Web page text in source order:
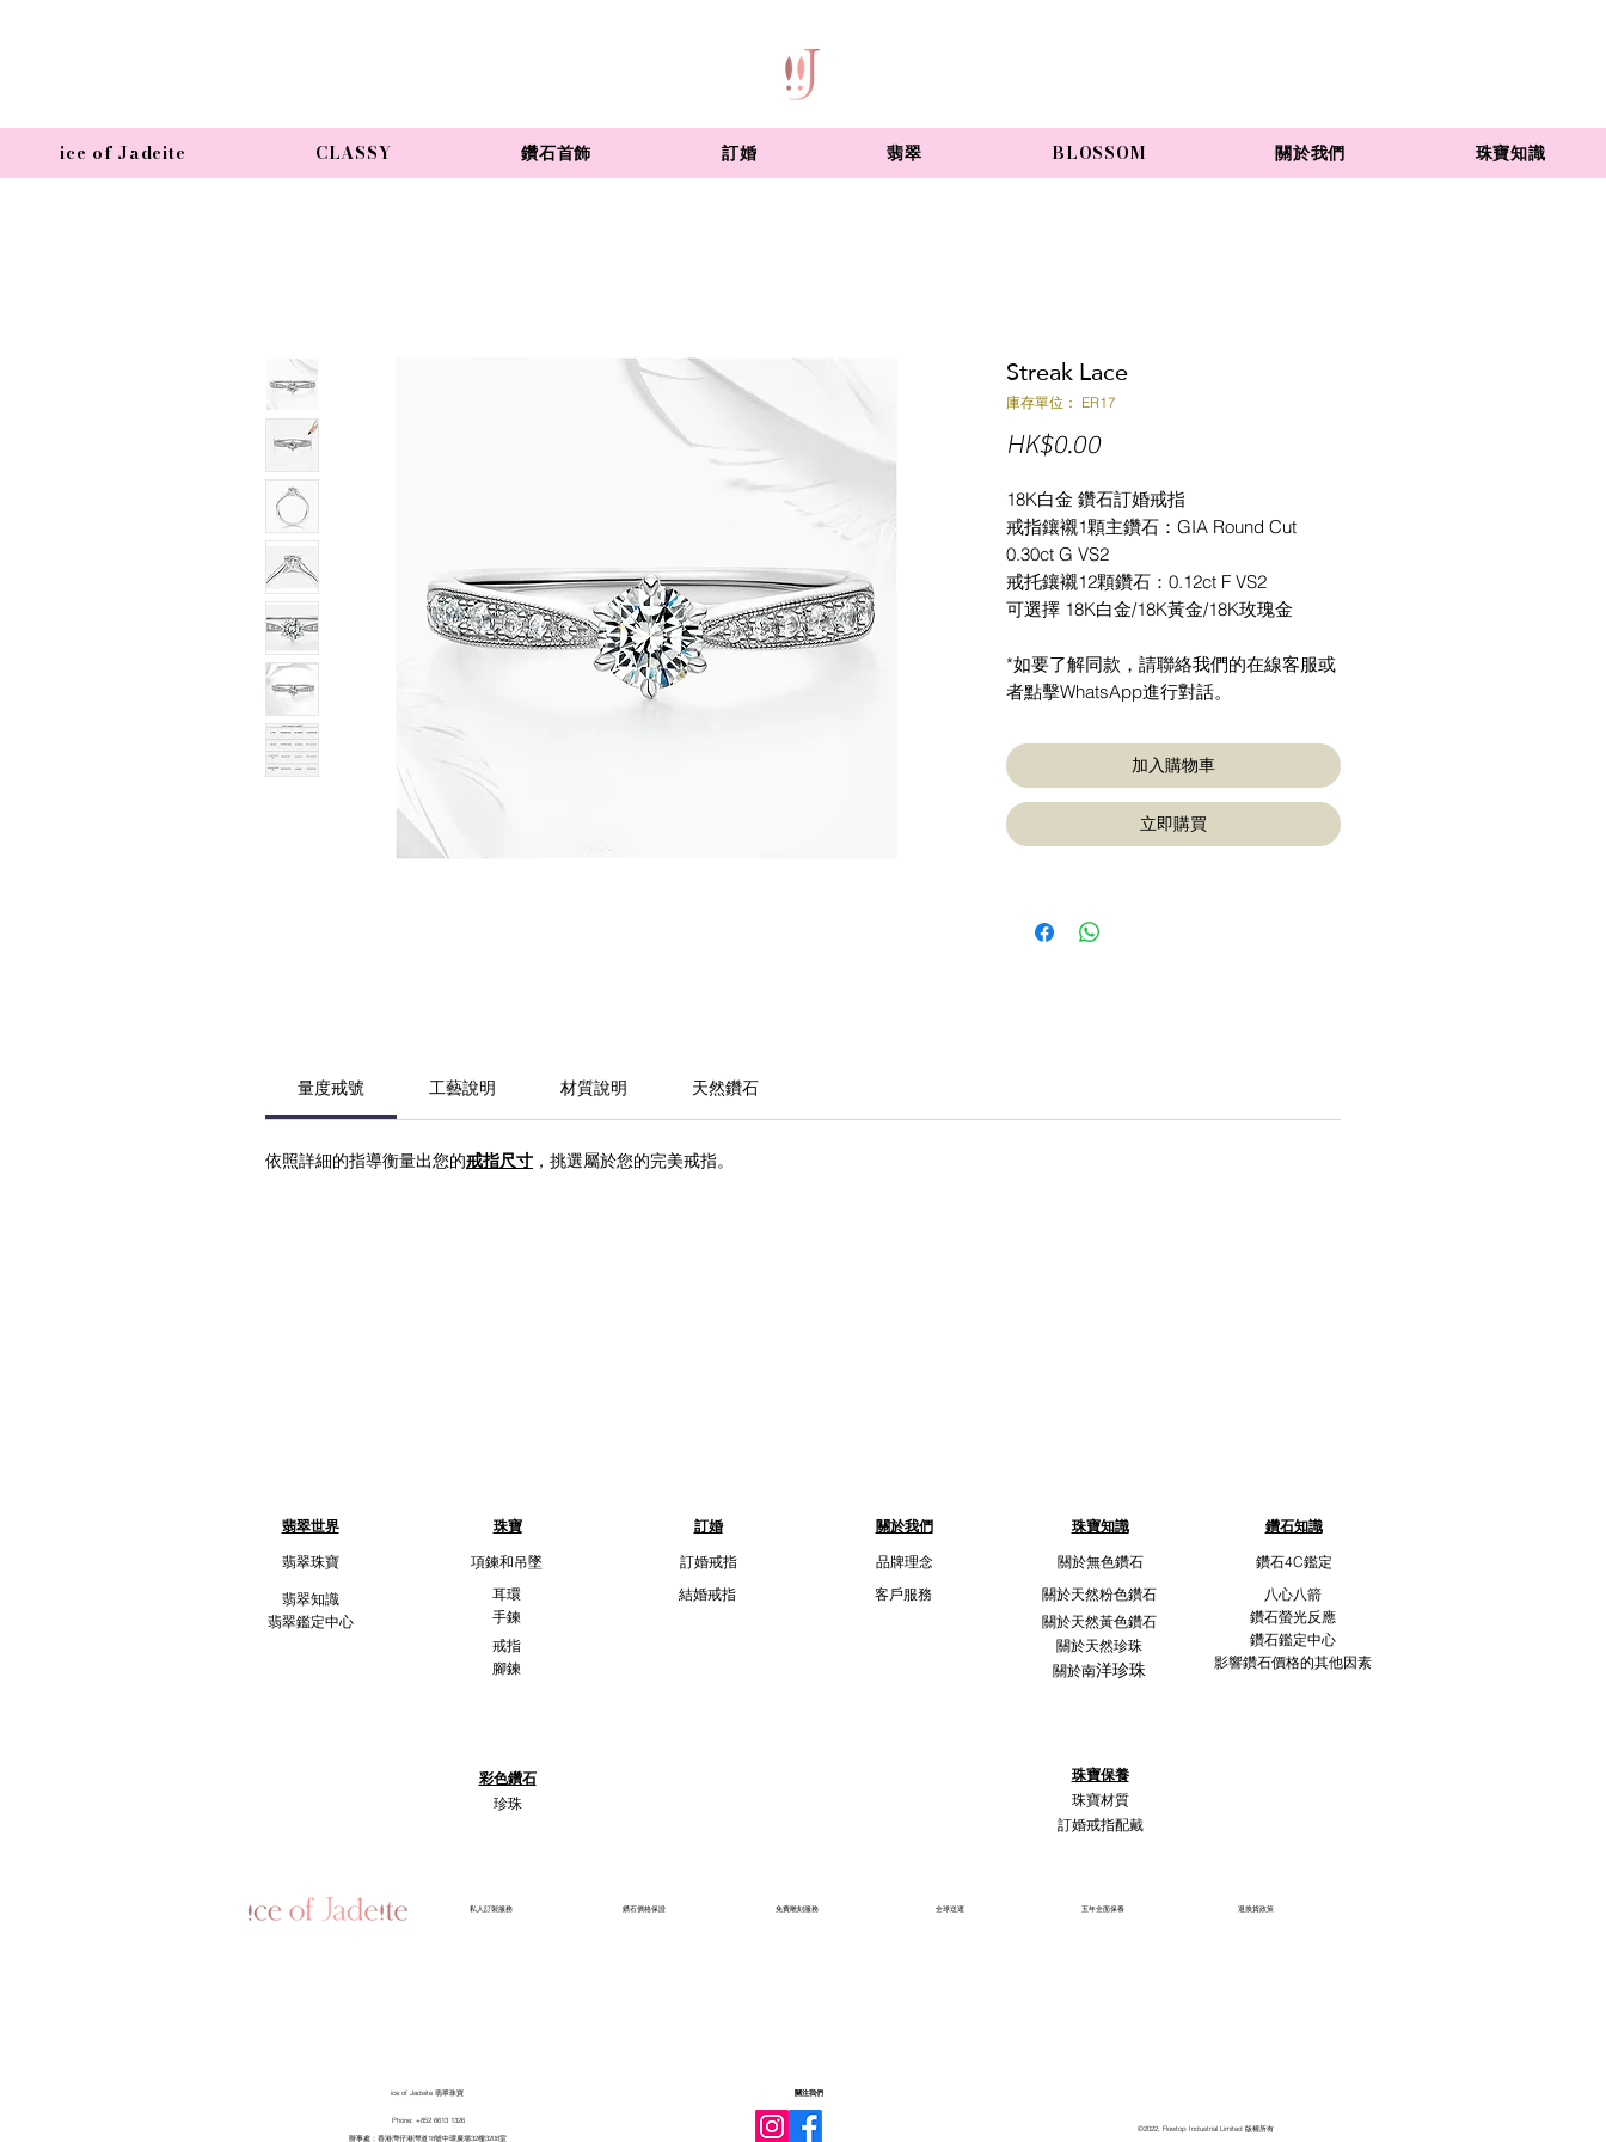
ice of Jadeite CLASSY 鑽石首飾 訂婚 翡翠 BLOSSOM 關於我們 珠寶知識
Streak Lace
庫存單位： ER17
HK$0.00價
18K白金 鑽石訂婚戒指
戒指鑲襯1顆主鑽石：GIA Round Cut
0.30ct G VS2
戒托鑲襯12顆鑽石：0.12ct F VS2
可選擇 18K白金/18K黃金/18K玫瑰金
*如要了解同款，請聯絡我們的在線客服或
者點擊WhatsApp進行對話。
加入購物車
立即購買
量度戒號 工藝說明 材質說明 天然鑽石
依照詳細的指導衡量出您的戒指尺寸 ，挑選屬於您的完美戒指。
翡翠世界
珠寶
翡翠珠寶
項鍊和吊墜
翡翠知識
翡翠鑑定中心
耳環
手鍊
戒指
腳鍊
訂婚 關於我們 珠寶知識
鑽石知識
訂婚戒指
品牌理念 關於無色鑽石
鑽石4C鑑定
結婚戒指
客戶服務 關於天然粉色鑽石
八心八箭
關於天然黃色鑽石
關於天然珍珠
鑽石螢光反應
鑽石鑑定中心
關於南洋珍珠 影響鑽石價格的其他因素
彩色鑽石
珍珠
珠寶保養
珠寶材質
訂婚戒指配戴
​私人訂製服務 鑽石價格保證 免費雕刻服務 全球送運 五年全面保養 退換貨政策
ice of Jadeite 翡翠珠寶
Phone: +852 6613 1326
​辦事處：香港灣仔港灣道18號中環廣場32樓3208室
關注我們
©2022, Flowtop Industrial Limited 版權所有